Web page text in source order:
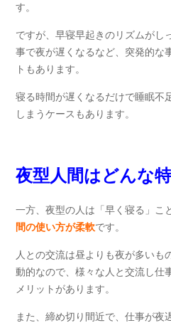
す。
ですが、早寝早起きのリズムがし
事で夜が遅くなるなど、突発的な
トもあります。
寝る時間が遅くなるだけで睡眠不
しまうケースもあります。
夜型人間はどんな
一方、夜型の人は「早く寝る」こ
間の使い方が柔軟です。
人との交流は昼よりも夜が多いも
動的なので、様々な人と交流し仕
メリットがあります。
また、締め切り間近で、仕事が夜